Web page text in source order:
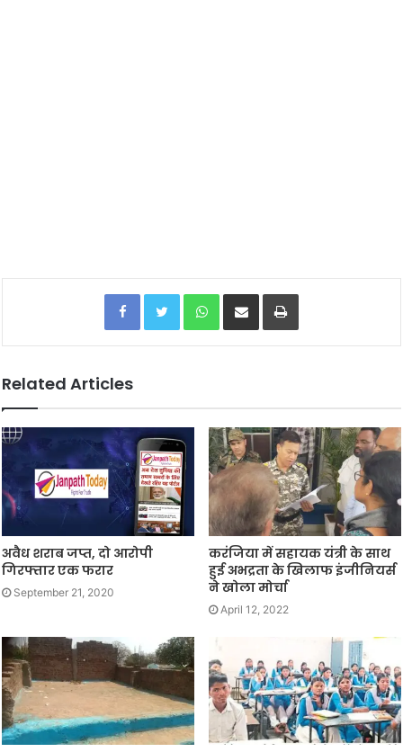
Facebook Twitter WhatsApp
Related Articles
अवैध शराब जप्त, दो आरोपी
गिरफ्तार एक फरार
September 21, 2020
करंजिया में सहायक यंत्री के साथ
हुई अभद्रता के खिलाफ इंजीनियर्स
ने खोला मोर्चा
April 12, 2022